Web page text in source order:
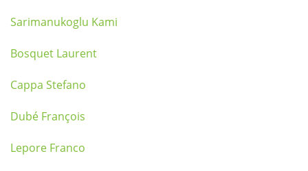
Sarimanukoglu Kami
Bosquet Laurent
Cappa Stefano
Dubé François
Lepore Franco